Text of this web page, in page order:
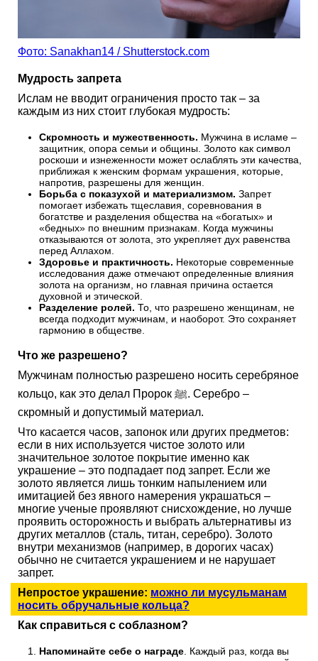
Фото: Sanakhan14 / Shutterstock.com
Мудрость запрета
Ислам не вводит ограничения просто так – за
каждым из них стоит глубокая мудрость:
Скромность и мужественность. Мужчина в исламе –
защитник, опора семьи и общины. Золото как символ
роскоши и изнеженности может ослаблять эти качества,
приближая к женским формам украшения, которые,
напротив, разрешены для женщин.
Борьба с показухой и материализмом. Запрет
помогает избежать тщеславия, соревнования в
богатстве и разделения общества на «богатых» и
«бедных» по внешним признакам. Когда мужчины
отказываются от золота, это укрепляет дух равенства
перед Аллахом.
Здоровье и практичность. Некоторые современные
исследования даже отмечают определенные влияния
золота на организм, но главная причина остается
духовной и этической.
Разделение ролей. То, что разрешено женщинам, не
всегда подходит мужчинам, и наоборот. Это сохраняет
гармонию в обществе.
Что же разрешено?
Мужчинам полностью разрешено носить серебряное
кольцо, как это делал Пророк ﷺ. Серебро –
скромный и допустимый материал.
Что касается часов, запонок или других предметов:
если в них используется чистое золото или
значительное золотое покрытие именно как
украшение – это подпадает под запрет. Если же
золото является лишь тонким напылением или
имитацией без явного намерения украшаться –
многие ученые проявляют снисхождение, но лучше
проявить осторожность и выбрать альтернативы из
других металлов (сталь, титан, серебро). Золото
внутри механизмов (например, в дорогих часах)
обычно не считается украшением и не нарушает
запрет.
Непростое украшение: можно ли мусульманам
носить обручальные кольца?
Как справиться с соблазном?
Напоминайте себе о награде . Каждый раз, когда вы